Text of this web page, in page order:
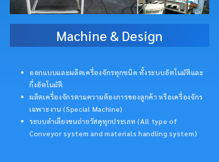
Machine & Design
ออกแบบและผลิตเครื่องจักรทุกชนิด ทั้งระบบอัตโนมัติและ
กึ่งอัตโนมัติ
ผลิตเครื่องจักรตามความต้องการของลูกค้า หรือเครื่องจักร
เฉพาะงาน (Special Machine)
ระบบลำเลียงขนถ่ายวัสดุทุกประเภท (All type of
Conveyor system and materials handling system)